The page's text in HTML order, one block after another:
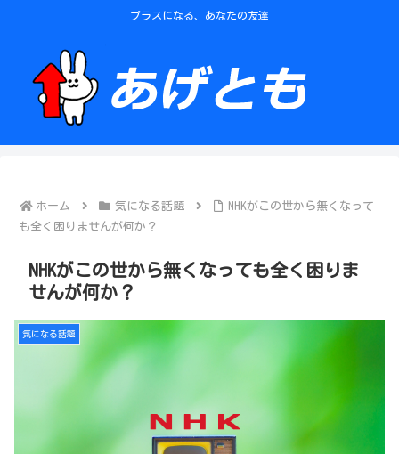
プラスになる、あなたの友達
ホーム 気になる話題
NHKがこの世から無くなって
も全く困りませんが何か？
NHKがこの世から無くなっても全く困りま
せんが何か？
気になる話題